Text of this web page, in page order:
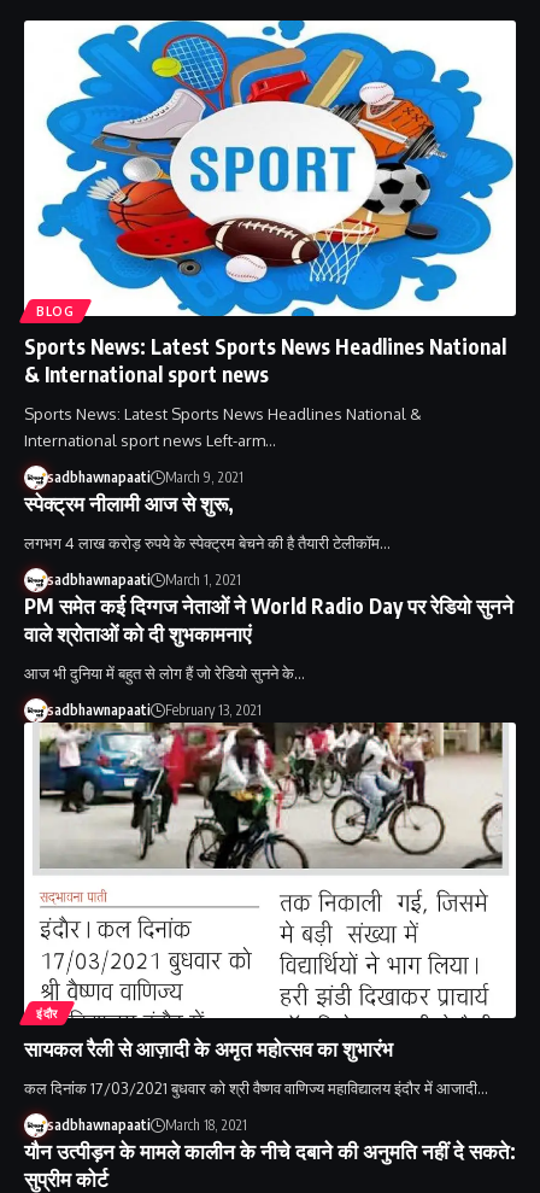
BLOG
Sports News: Latest Sports News Headlines National
& International sport news
Sports News: Latest Sports News Headlines National &
International sport news Left-arm…
sadbhawnapaati March 9, 2021
स्पेक्ट्रम नीलामी आज से शुरू,
लगभग 4 लाख करोड़ रुपये के स्पेक्ट्रम बेचने की है तैयारी टेलीकॉम…
sadbhawnapaati March 1, 2021
PM समेत कई दिग्गज नेताओं ने World Radio Day पर रेडियो सुनने
वाले श्रोताओं को दी शुभकामनाएं
आज भी दुनिया में बहुत से लोग हैं जो रेडियो सुनने के…
sadbhawnapaati February 13, 2021
इंदौर
सायकल रैली से आज़ादी के अमृत महोत्सव का शुभारंभ
कल दिनांक 17/03/2021 बुधवार को श्री वैष्णव वाणिज्य महाविद्यालय इंदौर में आजादी…
sadbhawnapaati March 18, 2021
यौन उत्पीड़न के मामले कालीन के नीचे दबाने की अनुमति नहीं दे सकते:
सुप्रीम कोर्ट